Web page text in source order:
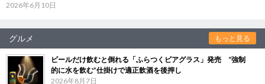
2026年6月10日
グルメ もっと見る
ビールだけ飲むと倒れる「ふらつくビアグラス」発売 “強制
的に水を飲む”仕掛けで適正飲酒を後押し
2026年8月7日